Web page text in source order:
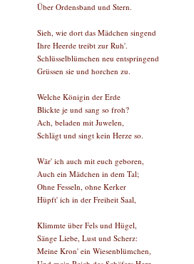
Über Ordensband und Stern.
Sieh, wie dort das Mädchen singend
Ihre Heerde treibt zur Ruh'.
Schlüsselblümchen neu entspringend
Grüssen sie und horchen zu.
Welche Königin der Erde
Blickte je und sang so froh?
Ach, beladen mit Juwelen,
Schlägt und singt kein Herze so.
Wär' ich auch mit euch geboren,
Auch ein Mädchen in dem Tal;
Ohne Fesseln, ohne Kerker
Hüpft' ich in der Freiheit Saal,
Klimmte über Fels und Hügel,
Sänge Liebe, Lust und Scherz:
Meine Kron' ein Wiesenblümchen,